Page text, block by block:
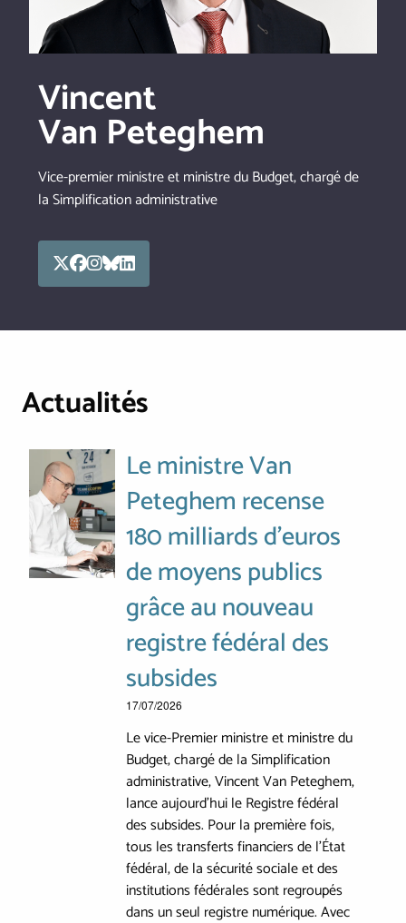
Vincent
Van Peteghem
Vice-premier ministre et ministre du Budget, chargé de
la Simplification administrative
Actualités
Le ministre Van
Peteghem recense
180 milliards d'euros
de moyens publics
grâce au nouveau
registre fédéral des
subsides
17/07/2026
Le vice-Premier ministre et ministre du
Budget, chargé de la Simplification
administrative, Vincent Van Peteghem,
lance aujourd’hui le Registre fédéral
des subsides. Pour la première fois,
tous les transferts financiers de l’État
fédéral, de la sécurité sociale et des
institutions fédérales sont regroupés
dans un seul registre numérique. Avec